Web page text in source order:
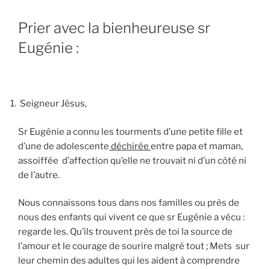
Prier avec la bienheureuse sr
Eugénie :
Seigneur Jésus,
Sr Eugénie a connu les tourments d’une petite fille et
d’une de adolescente déchirée entre papa et maman,
assoiffée d’affection qu’elle ne trouvait ni d’un côté ni
de l’autre.
Nous connaissons tous dans nos familles ou près de
nous des enfants qui vivent ce que sr Eugénie a vécu :
regarde les. Qu’ils trouvent près de toi la source de
l’amour et le courage de sourire malgré tout ; Mets sur
leur chemin des adultes qui les aident à comprendre